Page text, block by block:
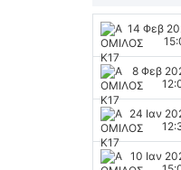
14 Φεβ
8 Φεβ
24 Ιαν
10 Ιαν